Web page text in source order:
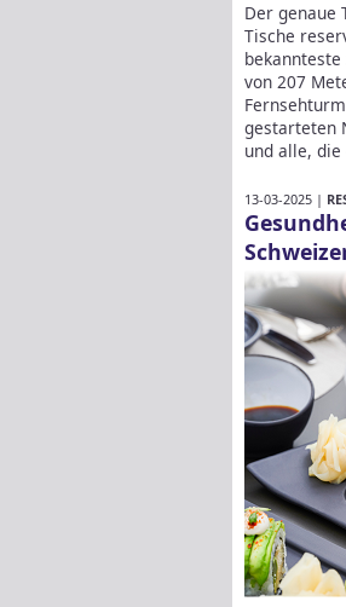
Der genaue
Tische
von 207
gestarteten
und alle,
13-03-2025 |